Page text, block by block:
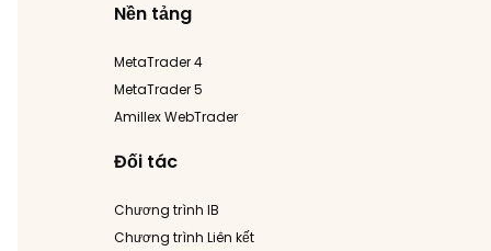
Nền tảng
MetaTrader 4
MetaTrader 5
Amillex WebTrader
Đối tác
Chương trình IB
Chương trình Liên kết